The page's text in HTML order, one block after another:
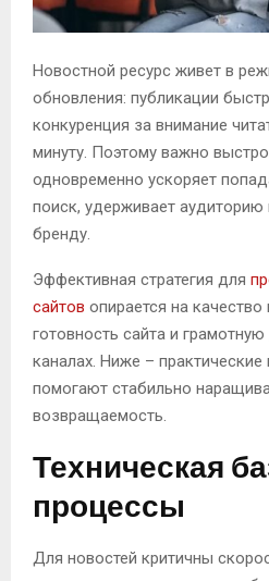
Новостной ресурс живет в
обновления: публикации
конкуренция за внимание
минуту. Поэтому важно
одновременно ускоряет
поиск, удерживает
бренду.
Эффективная стратегия для
сайтов опирается на качество
готовность сайта и
каналах. Ниже –
помогают стабильно
возвращаемость.
Техническая
процессы
Для новостей критичны